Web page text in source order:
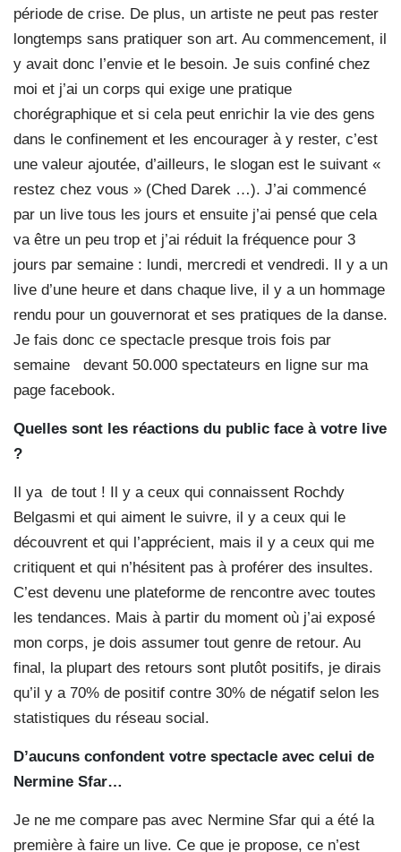
période de crise. De plus, un artiste ne peut pas rester
longtemps sans pratiquer son art. Au commencement, il
y avait donc l’envie et le besoin. Je suis confiné chez
moi et j’ai un corps qui exige une pratique
chorégraphique et si cela peut enrichir la vie des gens
dans le confinement et les encourager à y rester, c’est
une valeur ajoutée, d’ailleurs, le slogan est le suivant «
restez chez vous » (Ched Darek …). J’ai commencé
par un live tous les jours et ensuite j’ai pensé que cela
va être un peu trop et j’ai réduit la fréquence pour 3
jours par semaine : lundi, mercredi et vendredi. Il y a un
live d’une heure et dans chaque live, il y a un hommage
rendu pour un gouvernorat et ses pratiques de la danse.
Je fais donc ce spectacle presque trois fois par
semaine
devant 50.000 spectateurs en ligne sur ma
page facebook.
Quelles sont les réactions du public face à votre live
?
Il ya de tout ! Il y a ceux qui connaissent Rochdy
Belgasmi et qui aiment le suivre, il y a ceux qui le
découvrent et qui l’apprécient, mais il y a ceux qui me
critiquent et qui n’hésitent pas à proférer des insultes.
C’est devenu une plateforme de rencontre avec toutes
les tendances. Mais à partir du moment où j’ai exposé
mon corps, je dois assumer tout genre de retour. Au
final, la plupart des retours sont plutôt positifs, je dirais
qu’il y a 70% de positif contre 30% de négatif selon les
statistiques du réseau social.
D’aucuns confondent votre spectacle avec celui de
Nermine Sfar…
Je ne me compare pas avec Nermine Sfar qui a été la
première à faire un live. Ce que je propose, ce n’est